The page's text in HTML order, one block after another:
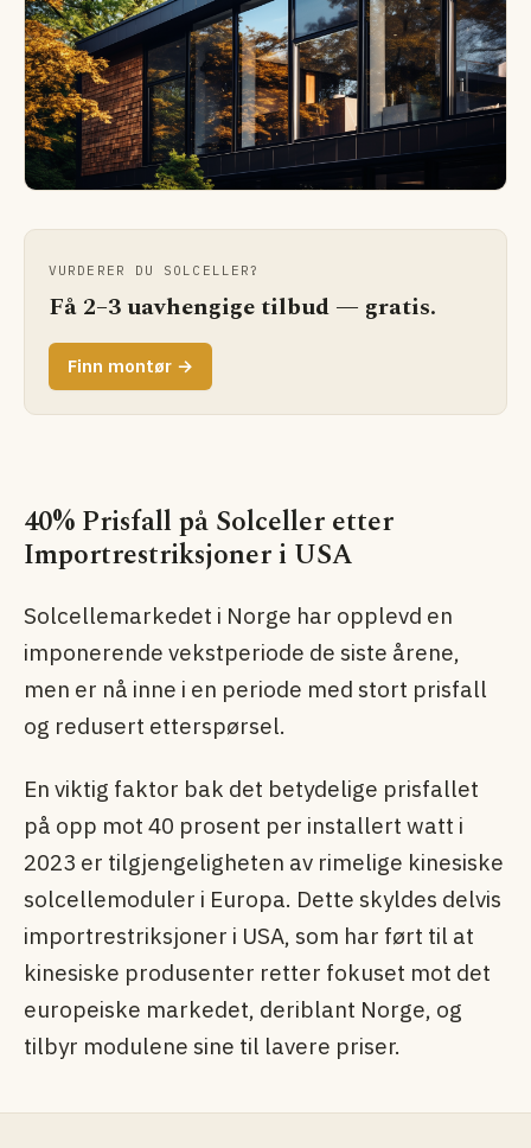
VURDERER DU SOLCELLER?
Få 2–3 uavhengige tilbud — gratis.
Finn montør →
40% Prisfall på Solceller etter
Importrestriksjoner i USA
Solcellemarkedet i Norge har opplevd en
imponerende vekstperiode de siste årene,
men er nå inne i en periode med stort prisfall
og redusert etterspørsel.
En viktig faktor bak det betydelige prisfallet
på opp mot 40 prosent per installert watt i
2023 er tilgjengeligheten av rimelige kinesiske
solcellemoduler i Europa. Dette skyldes delvis
importrestriksjoner i USA, som har ført til at
kinesiske produsenter retter fokuset mot det
europeiske markedet, deriblant Norge, og
tilbyr modulene sine til lavere priser.